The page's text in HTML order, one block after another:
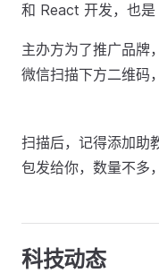
和 React 开发，也是
主办方为了推广品牌
微信扫描下方二维码
扫描后，记得添加助​
包发给你，数量不多
科技动态